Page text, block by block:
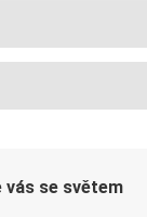
vás se světem